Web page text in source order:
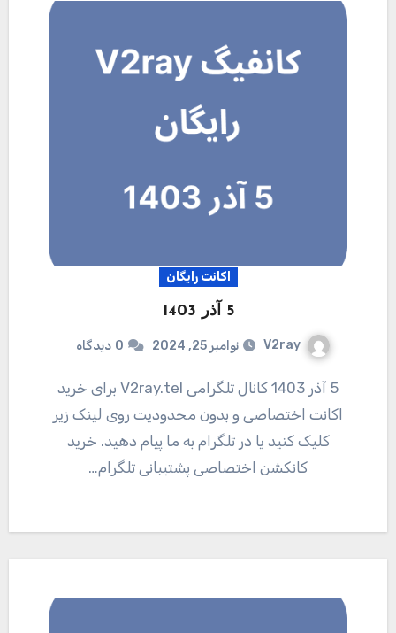
اکانت رایگان
5 آذر 1403
V2ray نوامبر 25, 2024 0 دیدگاه
5 آذر 1403 کانال تلگرامی V2ray.tel برای خرید
اکانت اختصاصی و بدون محدودیت روی لینک زیر
کلیک کنید یا در تلگرام به ما پیام دهید. خرید
کانکشن اختصاصی پشتیبانی تلگرام…